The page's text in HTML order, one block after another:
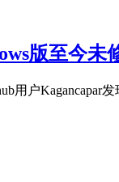
版至今未
户Kagancapar